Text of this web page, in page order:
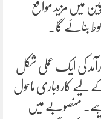
میں مزید مواقع
بنائے گا۔
کی ایک عملی شکل
لیے کاروباری ماحول
ہے۔ منصوبے میں